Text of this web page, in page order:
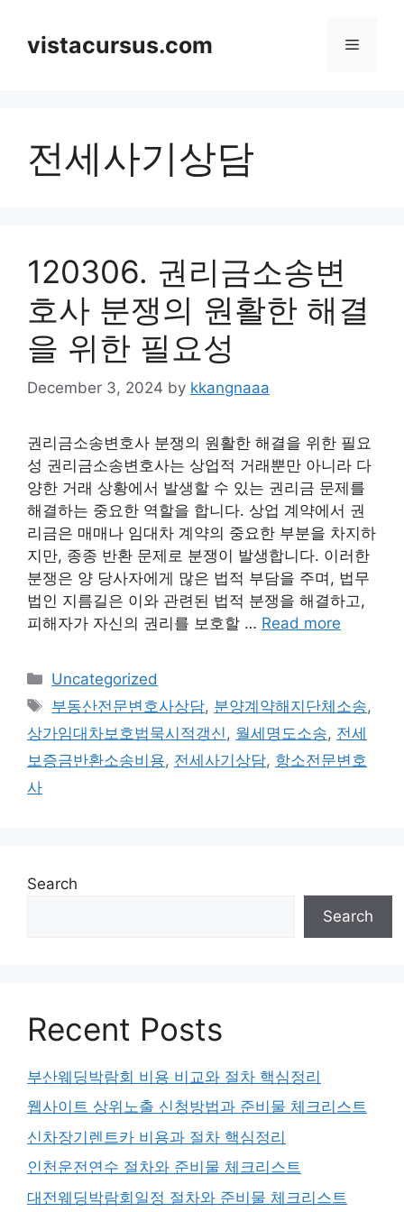
contentvistacursus.com Menu
전세사기상담
120306. 권리금소송변
호사 분쟁의 원활한 해결
을 위한 필요성
December 3, 2024 by kkangnaaa
권리금소송변호사 분쟁의 원활한 해결을 위한 필요
성 권리금소송변호사는 상업적 거래뿐만 아니라 다
양한 거래 상황에서 발생할 수 있는 권리금 문제를
해결하는 중요한 역할을 합니다. 상업 계약에서 권
리금은 매매나 임대차 계약의 중요한 부분을 차지하
지만, 종종 반환 문제로 분쟁이 발생합니다. 이러한
분쟁은 양 당사자에게 많은 법적 부담을 주며, 법무
법인 지름길은 이와 관련된 법적 분쟁을 해결하고,
피해자가 자신의 권리를 보호할 … Read more
Categories
Uncategorized
Tags
부동산전문변호사상담, 분양계약해지단체소송,
상가임대차보호법묵시적갱신 , 월세명도소송, 전세
보증금반환소송비용, 전세사기상담, 항소전문변호
사
Search
Search
Recent Posts
부산웨딩박람회 비용 비교와 절차 핵심정리
웹사이트 상위노출 신청방법과 준비물 체크리스트
신차장기렌트카 비용과 절차 핵심정리
인천운전연수 절차와 준비물 체크리스트
대전웨딩박람회일정 절차와 준비물 체크리스트